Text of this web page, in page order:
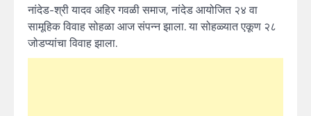
नांदेड-श्री यादव अहिर गवळी समाज, नांदेड आयोजित २४ वा
सामूहिक विवाह सोहळा आज संपन्न झाला. या सोहळ्यात एकूण २८
जोडप्यांचा विवाह झाला.